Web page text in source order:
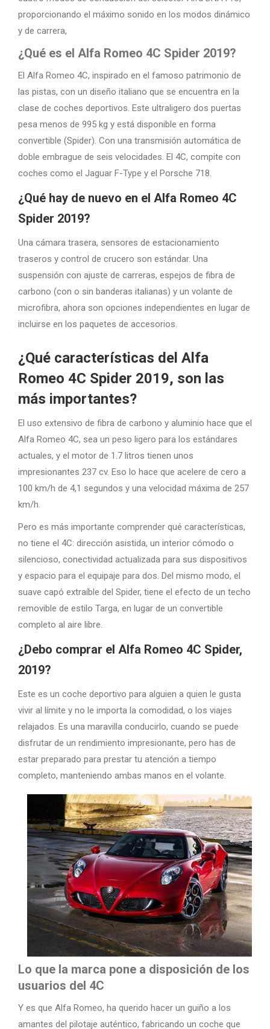
proporcionando el máximo sonido en los modos dinámico
y de carrera,
¿Qué es el Alfa Romeo 4C Spider 2019?
El Alfa Romeo 4C, inspirado en el famoso patrimonio de
las pistas, con un diseño italiano que se encuentra en la
clase de coches deportivos. Este ultraligero dos puertas
pesa menos de 995 kg y está disponible en forma
convertible (Spider). Con una transmisión automática de
doble embrague de seis velocidades. El 4C, compite con
coches como el Jaguar F-Type y el Porsche 718.
¿Qué hay de nuevo en el Alfa Romeo 4C
Spider 2019?
Una cámara trasera, sensores de estacionamiento
traseros y control de crucero son estándar. Una
suspensión con ajuste de carreras, espejos de fibra de
carbono (con o sin banderas italianas) y un volante de
microfibra, ahora son opciones independientes en lugar de
incluirse en los paquetes de accesorios.
¿Qué características del Alfa
Romeo 4C Spider 2019, son las
más importantes?
El uso extensivo de fibra de carbono y aluminio hace que el
Alfa Romeo 4C, sea un peso ligero para los estándares
actuales, y el motor de 1.7 litros tienen unos
impresionantes 237 cv. Eso lo hace que acelere de cero a
100 km/h de 4,1 segundos y una velocidad máxima de 257
km/h.
Pero es más importante comprender qué características,
no tiene el 4C: dirección asistida, un interior cómodo o
silencioso, conectividad actualizada para sus dispositivos
y espacio para el equipaje para dos. Del mismo modo, el
suave capó extraíble del Spider, tiene el efecto de un techo
removible de estilo Targa, en lugar de un convertible
completo al aire libre.
¿Debo comprar el Alfa Romeo 4C Spider,
2019?
Este es un coche deportivo para alguien a quien le gusta
vivir al límite y no le importa la comodidad, o los viajes
relajados. Es una maravilla conducirlo, cuando se puede
disfrutar de un rendimiento impresionante, pero has de
estar preparado para prestar tu atención a tiempo
completo, manteniendo ambas manos en el volante.
Lo que la marca pone a disposición de los
usuarios del 4C
Y es que Alfa Romeo, ha querido hacer un guiño a los
amantes del pilotaje auténtico, fabricando un coche que